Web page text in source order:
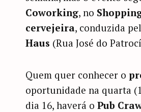
Coworking, no
cervejeira, conduzida
Haus (Rua José do
Quem quer conhecer o
oportunidade na quarta
dia 16, haverá o Pub